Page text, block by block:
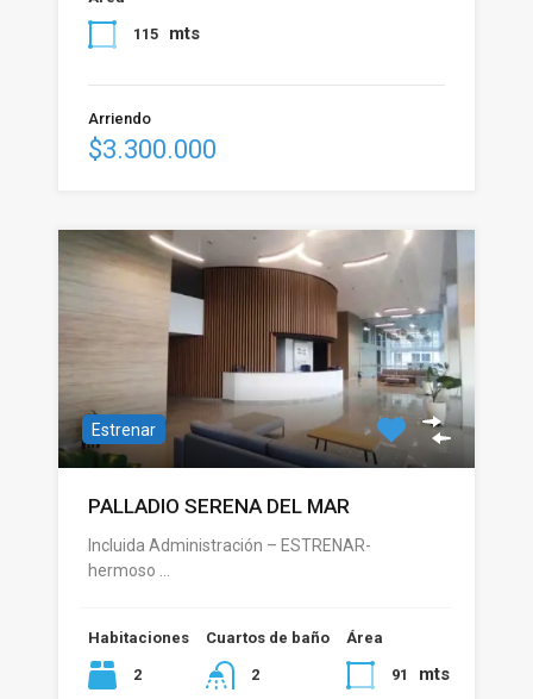
115 mts
Arriendo
$3.300.000
Estrenar
PALLADIO SERENA DEL MAR
Incluida Administración – ESTRENAR-
hermoso …
Habitaciones
2
Cuartos de baño
2
Área
91 mts